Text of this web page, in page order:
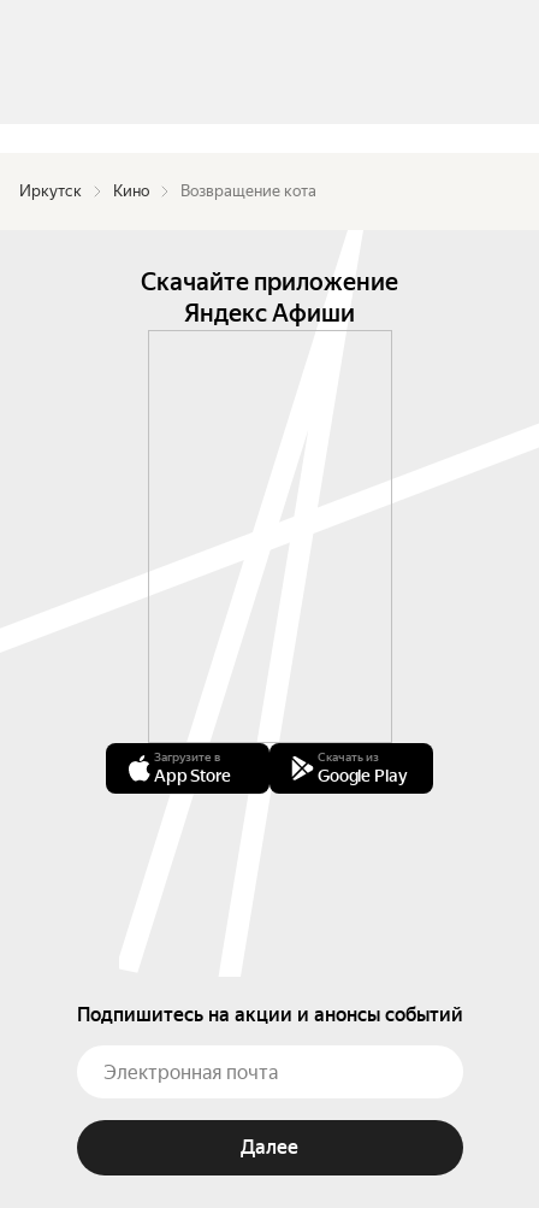
Иркутск Кино Возвращение кота
Скачайте приложение
Яндекс Афиши
Загрузите в
App Store
Скачать из
Google Play
Подпишитесь на акции и анонсы событий
Далее